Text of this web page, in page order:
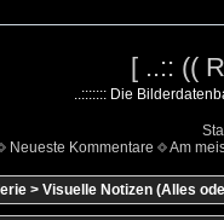
[ ..:: ((
..::::::: Die
Neueste Kommentare Am
> Visuelle Notizen (Alles